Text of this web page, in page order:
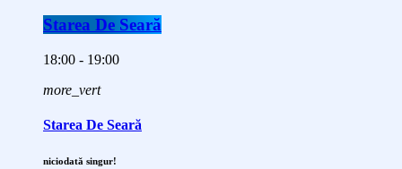
Starea De Seară
18:00 - 19:00
more_vert
Starea De Seară
niciodată singur!